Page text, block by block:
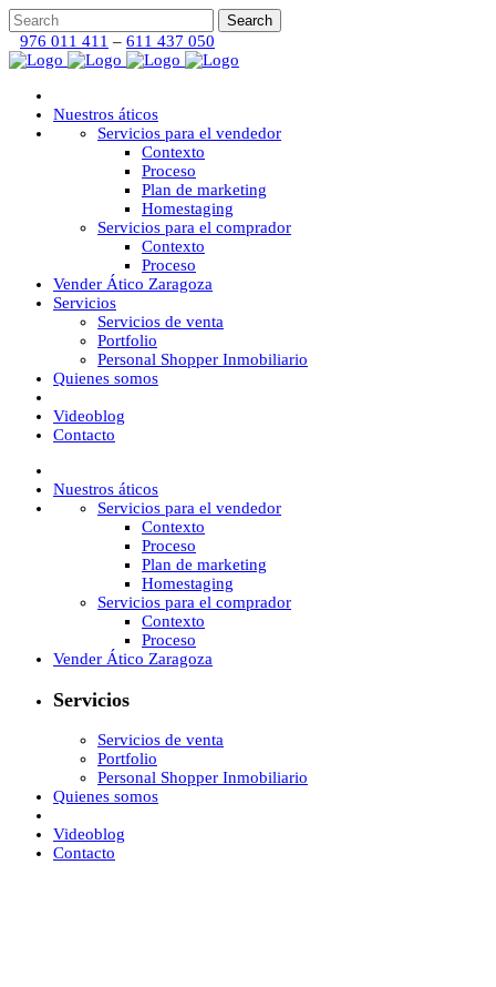
976 011 411 – 611 437 050
Nuestros áticos
Servicios para el vendedor
Contexto
Proceso
Plan de marketing
Homestaging
Servicios para el comprador
Contexto
Proceso
Vender Ático Zaragoza
Servicios
Servicios de venta
Portfolio
Personal Shopper Inmobiliario
Quienes somos
Videoblog
Contacto
Nuestros áticos
Servicios para el vendedor
Contexto
Proceso
Plan de marketing
Homestaging
Servicios para el comprador
Contexto
Proceso
Vender Ático Zaragoza
Servicios
Servicios de venta
Portfolio
Personal Shopper Inmobiliario
Quienes somos
Videoblog
Contacto